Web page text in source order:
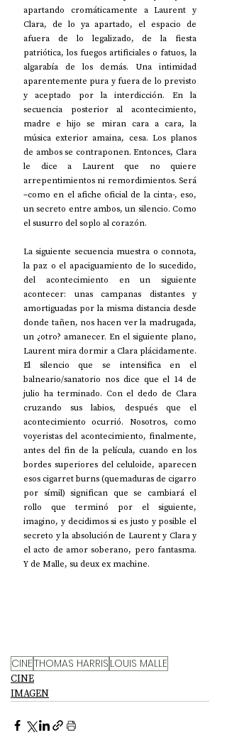
apartando cromáticamente a Laurent y
Clara, de lo ya apartado, el espacio de
afuera de lo legalizado, de la fiesta
patriótica, los fuegos artificiales o fatuos, la
algarabía de los demás. Una intimidad
aparentemente pura y fuera de lo previsto
y aceptado por la interdicción. En la
secuencia posterior al acontecimiento,
madre e hijo se miran cara a cara, la
música exterior amaina, cesa. Los planos
de ambos se contraponen. Entonces, Clara
le dice a Laurent que no quiere
arrepentimientos ni remordimientos. Será
–como en el afiche oficial de la cinta-, eso,
un secreto entre ambos, un silencio. Como
el susurro del soplo al corazón.
La siguiente secuencia muestra o connota,
la paz o el apaciguamiento de lo sucedido,
del acontecimiento en un siguiente
acontecer: unas campanas distantes y
amortiguadas por la misma distancia desde
donde tañen, nos hacen ver la madrugada,
un ¿otro? amanecer. En el siguiente plano,
Laurent mira dormir a Clara plácidamente.
El silencio que se intensifica en el
balneario/sanatorio nos dice que el 14 de
julio ha terminado. Con el dedo de Clara
cruzando sus labios, después que el
acontecimiento ocurrió. Nosotros, como
voyeristas del acontecimiento, finalmente,
antes del fin de la película, cuando en los
bordes superiores del celuloide, aparecen
esos cigarret burns (quemaduras de cigarro
por símil) significan que se cambiará el
rollo que terminó por el siguiente,
imagino, y decidimos si es justo y posible el
secreto y la absolución de Laurent y Clara y
el acto de amor soberano, pero fantasma.
Y de Malle, su deux ex machine.
CINETHOMAS HARRIS LOUIS MALLE
CINE
IMAGEN